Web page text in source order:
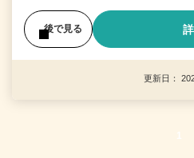
後で見る
更新日：
1